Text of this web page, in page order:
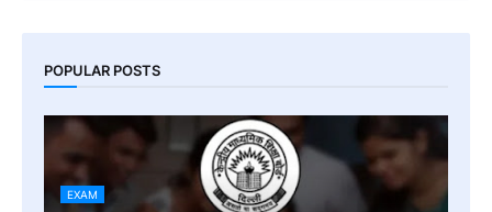
POPULAR POSTS
EXAM